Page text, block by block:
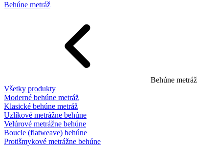
Behúne metráž
Behúne metráž
Všetky produkty
Moderné behúne metráž
Klasické behúne metráž
Uzlíkové metrážne behúne
Velúrové metrážne behúne
Boucle (flatweave) behúne
Protišmykové metrážne behúne